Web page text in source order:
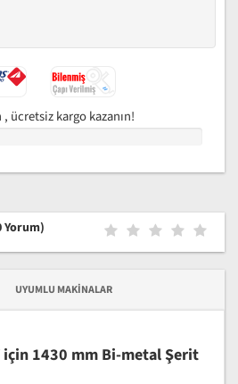
ücretsiz kargo kazanın!
Yorum)
UYUMLU MAKINALAR
için 1430 mm Bi-metal Şerit